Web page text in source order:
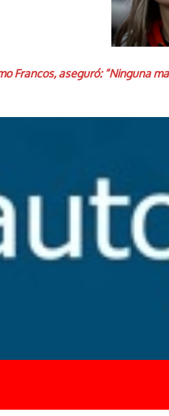
Francos, aseguró: “Ninguna